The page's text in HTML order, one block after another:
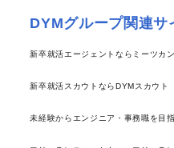
DYMグループ関連サ
新卒就活エージェントならミーツカ
新卒就活スカウトならDYMスカウト
未経験からエンジニア・事務職を目